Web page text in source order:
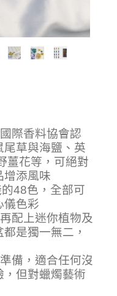
際香料協會認
草與海鹽、英
薑花等，可絕對
增添風味
48色，全部可
儀色彩
配上迷你植物及
是獨一無二，
備，適合任何沒
，但對蠟燭藝術